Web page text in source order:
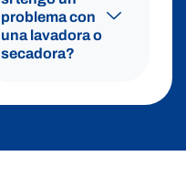
problema con
una lavadora o
secadora?